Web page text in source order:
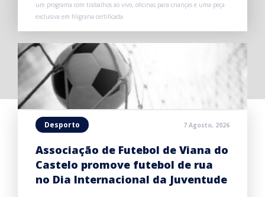
um programa com trabalhos ao vivo, oficinas para crianças e uma peça
exclusiva em filigrana certificada.
Desporto 7 Agosto, 2026
Associação de Futebol de Viana do
Castelo promove futebol de rua
no Dia Internacional da Juventude